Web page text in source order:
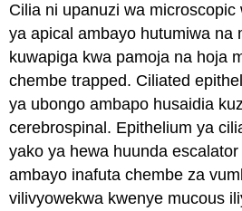
Cilia ni upanuzi wa
ya apical ambayo hutumiwa na
kuwapiga kwa pamoja na hoja
chembe trapped. Ciliated
ya ubongo ambapo husaidia
cerebrospinal. Epithelium ya
yako ya hewa huunda
ambayo inafuta chembe za
vilivyowekwa kwenye mucous